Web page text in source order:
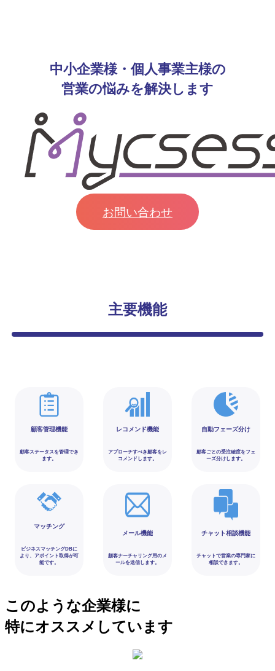
中小企業様・個人事業主様の
営業の悩みを解決します
お問い合わせ
主要機能
顧客管理機能
顧客ステータスを管理でき
ます。
レコメンド機能
アプローチすべき顧客をレ
コメンドします。
自動フェーズ分け
顧客ごとの受注確度をフェ
ーズ分けします。
マッチング
ビジネスマッチングDBに
より、アポイント取得が可
能です。
メール機能
顧客ナーチャリング用のメ
ールを送信します。
チャット相談機能
チャットで営業の専門家に
相談できます。
このような企業様に
特にオススメしています